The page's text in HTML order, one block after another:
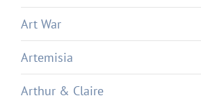
Art War
Artemisia
Arthur & Claire